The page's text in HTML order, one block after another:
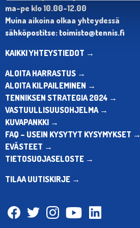
ma-pe klo 10.00-12.00
Muina aikoina olkaa yhteydessä
sähköpostitse: toimisto@tennis.fi
KAIKKI YHTEYSTIEDOT →
ALOITA HARRASTUS →
ALOITA KILPAILEMINEN →
TENNIKSEN STRATEGIA 2024 →
VASTUULLISUUSOHJELMA →
KUVAPANKKI →
FAQ – USEIN KYSYTYT KYSYMYKSET →
EVÄSTEET →
TIETOSUOJASELOSTE →
TILAA UUTISKIRJE →